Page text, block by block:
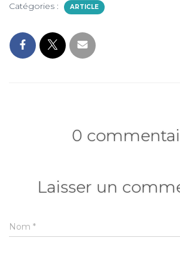
Catégories : ARTICLE
0
Laisser un
Nom *